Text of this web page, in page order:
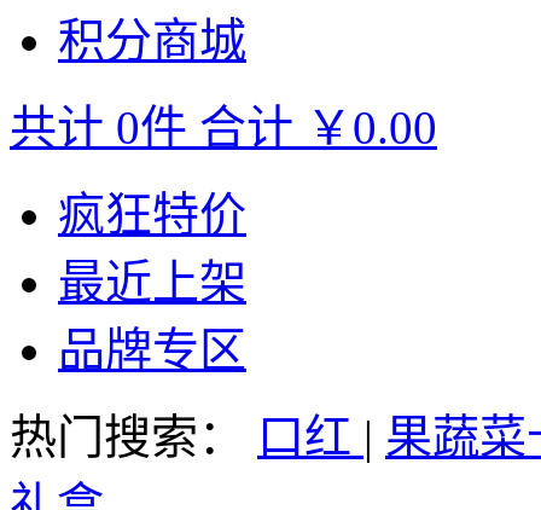
积分商城
共计 0件 合计 ￥0.00
疯狂特价
最近上架
品牌专区
热门搜索：
口红 | 果蔬